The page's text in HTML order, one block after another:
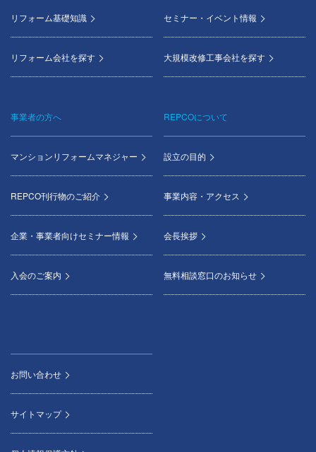
リフォーム基礎知識
リフォーム会社を探す
セミナー・イベント情報
大規模改修工事会社を探す
事業者の方へ
マンションリフォームマネジャー
REPCO刊行物のご紹介
企業・事業者向けセミナー情報
入会のご案内
REPCOについて
設立の目的
事業内容・アクセス
会長挨拶
無料相談窓口のお知らせ
お問い合わせ
サイトマップ